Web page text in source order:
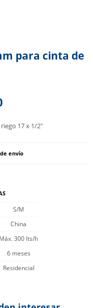
para cinta de
17 x 1/2"
envío
S/M
China
Máx. 300 lts/h
6 meses
Residencial